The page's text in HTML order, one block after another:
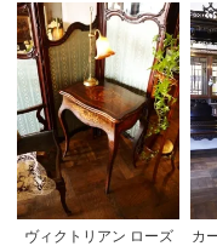
ヴィクトリアン ローズ
カ